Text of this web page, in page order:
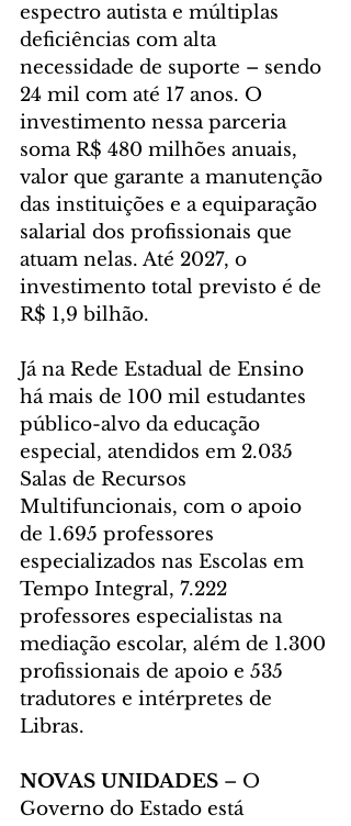
espectro autista e múltiplas
deficiências com alta
necessidade de suporte – sendo
24 mil com até 17 anos. O
investimento nessa parceria
soma R$ 480 milhões anuais,
valor que garante a manutenção
das instituições e a equiparação
salarial dos profissionais que
atuam nelas. Até 2027, o
investimento total previsto é de
R$ 1,9 bilhão.
Já na Rede Estadual de Ensino
há mais de 100 mil estudantes
público-alvo da educação
especial, atendidos em 2.035
Salas de Recursos
Multifuncionais, com o apoio
de 1.695 professores
especializados nas Escolas em
Tempo Integral, 7.222
professores especialistas na
mediação escolar, além de 1.300
profissionais de apoio e 535
tradutores e intérpretes de
Libras.
NOVAS UNIDADES – O
Governo do Estado está